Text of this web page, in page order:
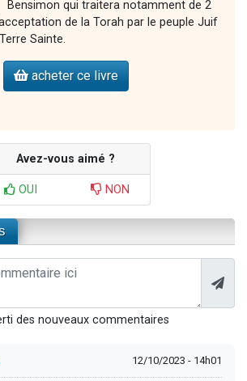
Bensimon qui traitera notamment de 2
de la Torah par le peuple Juif
Sainte.
acheter ce livre
Avez-vous aimé ?
OUI NON
des nouveaux commentaires
12/10/2023 - 14h01